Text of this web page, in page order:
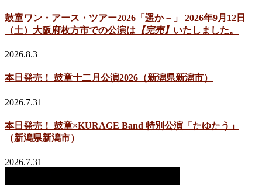
鼓童ワン・アース・ツアー2026「遥か－」 2026年9月12日
（土）大阪府枚方市での公演は 【完売】 いたしました。
2026.8.3
本日発売！ 鼓童十二月公演2026（新潟県新潟市）
2026.7.31
本日発売！ 鼓童×KURAGE Band 特別公演「たゆたう」
（新潟県新潟市）
2026.7.31